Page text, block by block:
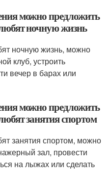
можно предложить
ночную жизнь
ночную жизнь, можно
клуб, устроить
вечер в барах или
можно предложить
занятия спортом
занятия спортом, можно
зал, провести
на лыжах или сделать